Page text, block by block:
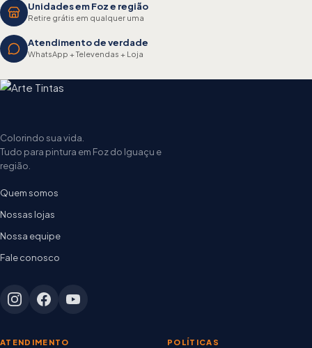
Unidades em Foz e região
Retire grátis em qualquer uma
Atendimento de verdade
WhatsApp + Televendas + Loja
Colorindo sua vida.
Tudo para pintura em Foz do Iguaçu e
região.
Quem somos
Nossas lojas
Nossa equipe
Fale conosco
ATENDIMENTO POLÍTICAS